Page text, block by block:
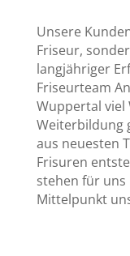
Unsere
Friseur,
langjähriger
Friseurteam
Wuppertal viel
Weiterbildung
aus neuesten
Frisuren
stehen für
Mittelpunkt